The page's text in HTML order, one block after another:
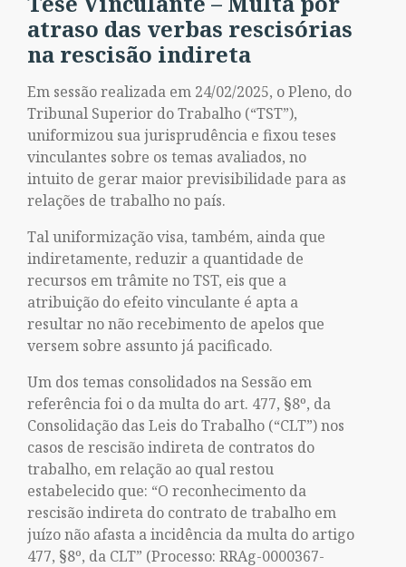
atraso das verbas rescisórias
na rescisão indireta
Em sessão realizada em 24/02/2025, o Pleno, do
Tribunal Superior do Trabalho (“TST”),
uniformizou sua jurisprudência e fixou teses
vinculantes sobre os temas avaliados, no
intuito de gerar maior previsibilidade para as
relações de trabalho no país.
Tal uniformização visa, também, ainda que
indiretamente, reduzir a quantidade de
recursos em trâmite no TST, eis que a
atribuição do efeito vinculante é apta a
resultar no não recebimento de apelos que
versem sobre assunto já pacificado.
Um dos temas consolidados na Sessão em
referência foi o da multa do art. 477, §8º, da
Consolidação das Leis do Trabalho (“CLT”) nos
casos de rescisão indireta de contratos do
trabalho, em relação ao qual restou
estabelecido que: “O reconhecimento da
rescisão indireta do contrato de trabalho em
juízo não afasta a incidência da multa do artigo
477, §8º, da CLT” (Processo: RRAg-0000367-